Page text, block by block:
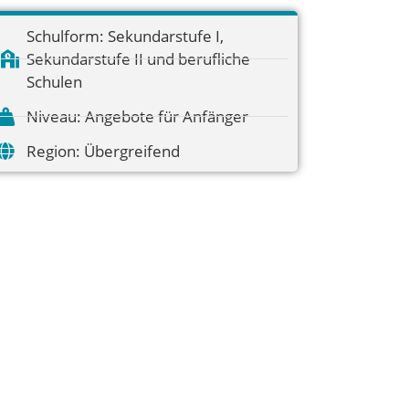
Schulform: Sekundarstufe I,
Sekundarstufe II und berufliche
Schulen
Niveau: Angebote für Anfänger
Region: Übergreifend